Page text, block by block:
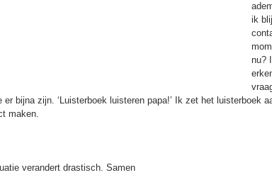
ik
nu?
er bijna zijn. ‘Luisterboek luisteren papa!’ Ik zet het luisterboek
maken.
verandert drastisch. Samen